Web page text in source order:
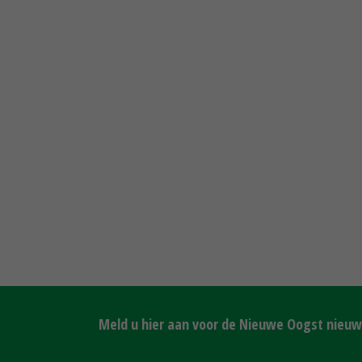
Meld u hier aan voor de Nieuwe Oogst